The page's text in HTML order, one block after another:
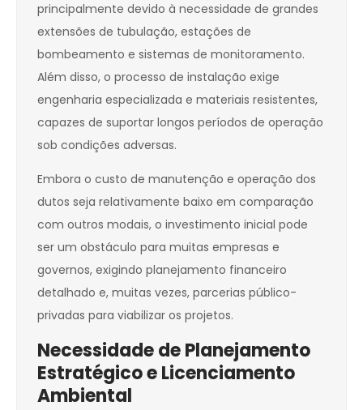
principalmente devido à necessidade de grandes
extensões de tubulação, estações de
bombeamento e sistemas de monitoramento.
Além disso, o processo de instalação exige
engenharia especializada e materiais resistentes,
capazes de suportar longos períodos de operação
sob condições adversas.
Embora o custo de manutenção e operação dos
dutos seja relativamente baixo em comparação
com outros modais, o investimento inicial pode
ser um obstáculo para muitas empresas e
governos, exigindo planejamento financeiro
detalhado e, muitas vezes, parcerias público-
privadas para viabilizar os projetos.
Necessidade de Planejamento
Estratégico e Licenciamento
Ambiental